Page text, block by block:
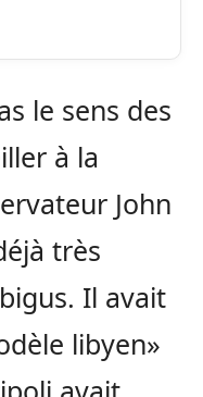
le sens des
à la
John
très
Il avait
libyen»